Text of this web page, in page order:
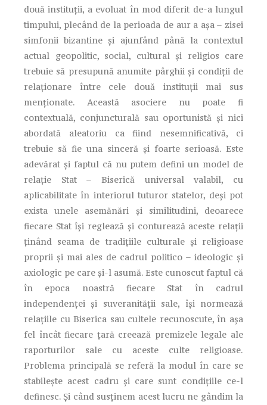
două instituţii, a evoluat în mod diferit de-a lungul
timpului, plecând de la perioada de aur a aşa – zisei
simfonii bizantine şi ajunfând până la contextul
actual geopolitic, social, cultural şi religios care
trebuie să presupună anumite pârghii şi condiţii de
relaţionare între cele două instituţii mai sus
menţionate. Această asociere nu poate fi
contextuală, conjuncturală sau oportunistă şi nici
abordată aleatoriu ca fiind nesemnificativă, ci
trebuie să fie una sinceră şi foarte serioasă. Este
adevărat şi faptul că nu putem defini un model de
relaţie Stat – Biserică universal valabil, cu
aplicabilitate în interiorul tuturor statelor, deşi pot
exista unele asemănări şi similitudini, deoarece
fiecare Stat îşi reglează şi conturează aceste relaţii
ţinând seama de tradiţiile culturale şi religioase
proprii şi mai ales de cadrul politico – ideologic şi
axiologic pe care şi-l asumă. Este cunoscut faptul că
în epoca noastră fiecare Stat în cadrul
independenţei şi suveranităţii sale, îşi normează
relaţiile cu Biserica sau cultele recunoscute, în aşa
fel încât fiecare ţară creează premizele legale ale
raporturilor sale cu aceste culte religioase.
Problema principală se referă la modul în care se
stabileşte acest cadru şi care sunt condiţiile ce-l
definesc. Şi când susţinem acest lucru ne gândim la